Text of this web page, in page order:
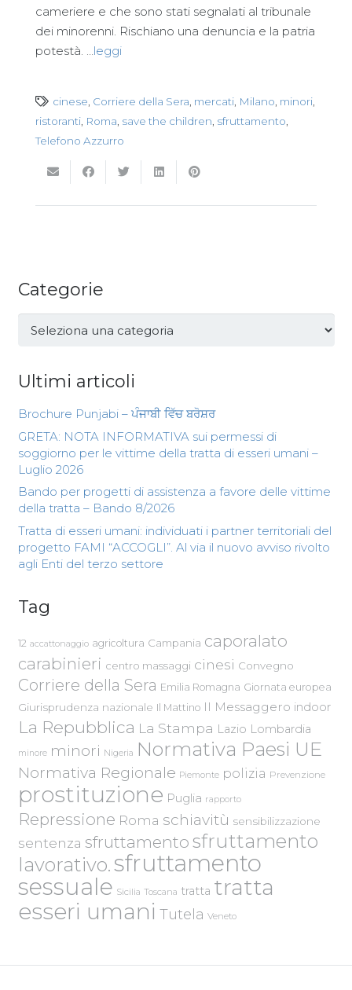
cameriere e che sono stati segnalati al tribunale
dei minorenni. Rischiano una denuncia e la patria
potestà. …leggi
cinese, Corriere della Sera, mercati, Milano, minori,
ristoranti, Roma, save the children, sfruttamento,
Telefono Azzurro
Categorie
Categorie
Ultimi articoli
Brochure Punjabi – ਪੰਜਾਬੀ ਵਿੱਚ ਬਰੋਸ਼ਰ
GRETA: NOTA INFORMATIVA sui permessi di
soggiorno per le vittime della tratta di esseri umani –
Luglio 2026
Bando per progetti di assistenza a favore delle vittime
della tratta – Bando 8/2026
Tratta di esseri umani: individuati i partner territoriali del
progetto FAMI “ACCOGLI”. Al via il nuovo avviso rivolto
agli Enti del terzo settore
Tag
12 accattonaggio agricoltura Campania caporalato
carabinieri centro massaggi cinesi Convegno
Corriere della Sera Emilia Romagna Giornata europea
Giurisprudenza nazionale Il Mattino Il Messaggero indoor
La Repubblica La Stampa Lazio Lombardia
minore minori Nigeria Normativa Paesi UE
Normativa Regionale Piemonte polizia Prevenzione
prostituzione Puglia rapporto
Repressione Roma schiavitù sensibilizzazione
sentenza sfruttamento sfruttamento
lavorativo.sfruttamento
sessuale Sicilia Toscana tratta tratta
esseri umani Tutela Veneto